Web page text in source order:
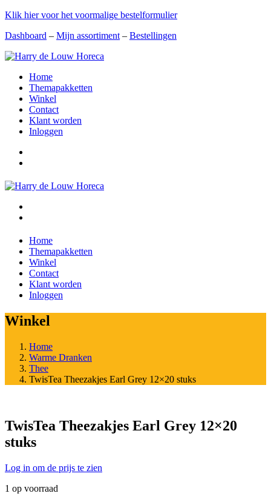
Klik hier voor het voormalige bestelformulier
Dashboard – Mijn assortiment – Bestellingen
Home
Themapakketten
Winkel
Contact
Klant worden
Inloggen
Home
Themapakketten
Winkel
Contact
Klant worden
Inloggen
Winkel
Home
Warme Dranken
Thee
TwisTea Theezakjes Earl Grey 12×20 stuks
TwisTea Theezakjes Earl Grey 12×20
stuks
Log in om de prijs te zien
1 op voorraad